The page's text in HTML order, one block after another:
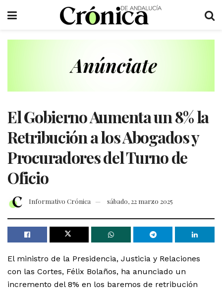
El Gobierno Aumenta un 8% la
Retribución a los Abogados y
Procuradores del Turno de
Oficio
Informativo Crónica sábado, 22 marzo 2025
El ministro de la Presidencia, Justicia y Relaciones
con las Cortes, Félix Bolaños, ha anunciado un
incremento del 8% en los baremos de retribución